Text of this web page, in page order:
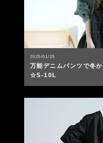
2025/01/25
万能デニムパンツで冬
☆S-10L